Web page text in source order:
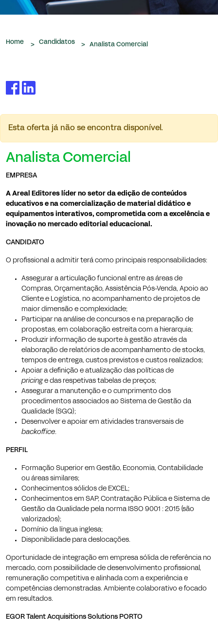
que nos são confiados.
Home > Candidatos > Analista Comercial
Esta oferta já não se encontra disponível.
Analista Comercial
EMPRESA
A Areal Editores líder no setor da edição de conteúdos
educativos e na comercialização de material didático e
equipamentos interativos, comprometida com a excelência e
inovação no mercado editorial educacional.
CANDIDATO
O profissional a admitir terá como principais responsabilidades:
Assegurar a articulação funcional entre as áreas de
Compras, Orçamentação, Assistência Pós-Venda, Apoio ao
Cliente e Logística, no acompanhamento de projetos de
maior dimensão e complexidade;
Participar na análise de concursos e na preparação de
propostas, em colaboração estreita com a hierarquia;
Produzir informação de suporte à gestão através da
elaboração de relatórios de acompanhamento de stocks,
tempos de entrega, custos previstos e custos realizados;
Apoiar a definição e atualização das políticas de
pricinge das respetivas tabelas de preços;
Assegurar a manutenção e o cumprimento dos
procedimentos associados ao Sistema de Gestão da
Qualidade (SGQ);
Desenvolver e apoiar em atividades transversais de
backoffice.
PERFIL
Formação Superior em Gestão, Economia, Contabilidade
ou áreas similares;
Conhecimentos sólidos de EXCEL;
Conhecimentos em SAP, Contratação Pública e Sistema de
Gestão da Qualidade pela norma ISSO 9001 : 2015 (são
valorizados);
Domínio da língua inglesa;
Disponibilidade para deslocações.
Oportunidade de integração em empresa sólida de referência no
mercado, com possibilidade de desenvolvimento profissional,
remuneração competitiva e alinhada com a experiência e
competências demonstradas. Ambiente colaborativo e focado
em resultados.
EGOR Talent Acquisitions Solutions PORTO